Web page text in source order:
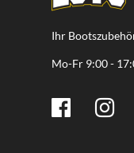
Ihr
Mo-Fr 9:00 -